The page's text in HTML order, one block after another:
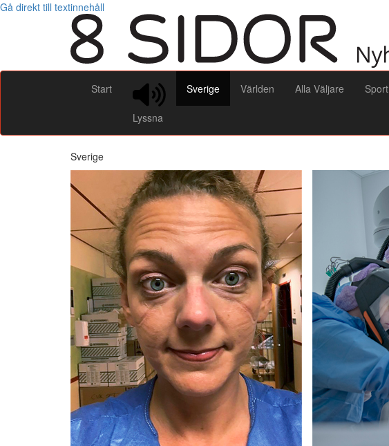
Gå direkt till textinnehåll
Start
Lyssna
Sverige Världen Alla Väljare Sport
Sverige